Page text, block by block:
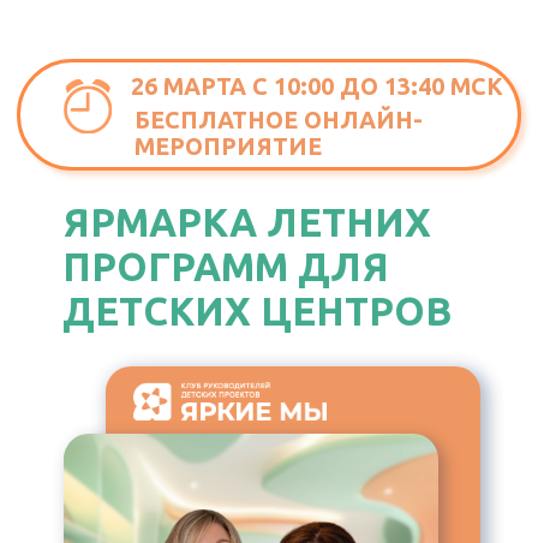
ЯРМАРКА ЛЕТНИХ
ДЕТСКИХ ЦЕНТРОВ
БЕСПЛАТНОЕ ОНЛАЙН-
МЕРОПРИЯТИЕ
26 МАРТА С 10:00 ДО 13:40 МСК